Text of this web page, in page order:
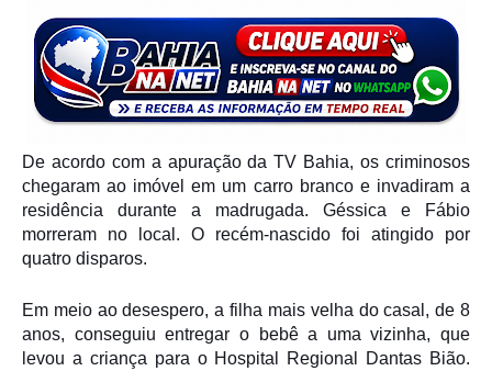
De acordo com a apuração da TV Bahia, os criminosos
chegaram ao imóvel em um carro branco e invadiram a
residência durante a madrugada. Géssica e Fábio
morreram no local. O recém-nascido foi atingido por
quatro disparos.
Em meio ao desespero, a filha mais velha do casal, de 8
anos, conseguiu entregar o bebê a uma vizinha, que
levou a criança para o Hospital Regional Dantas Bião.